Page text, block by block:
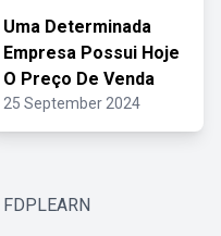
Uma Determinada
Empresa Possui Hoje
O Preço De Venda
25 September 2024
FDPLEARN